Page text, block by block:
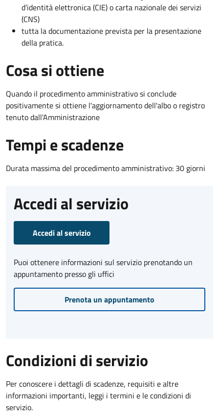
d’identità elettronica (CIE) o carta nazionale dei servizi
(CNS)
tutta la documentazione prevista per la presentazione
della pratica.
Cosa si ottiene
Quando il procedimento amministrativo si conclude
positivamente si ottiene l'aggiornamento dell'albo o registro
tenuto dall'Amministrazione
Tempi e scadenze
Durata massima del procedimento amministrativo: 30 giorni
Accedi al servizio
Accedi al servizio
Puoi ottenere informazioni sul servizio prenotando un
appuntamento presso gli uffici
Prenota un appuntamento
Condizioni di servizio
Per conoscere i dettagli di scadenze, requisiti e altre
informazioni importanti, leggi i termini e le condizioni di
servizio.